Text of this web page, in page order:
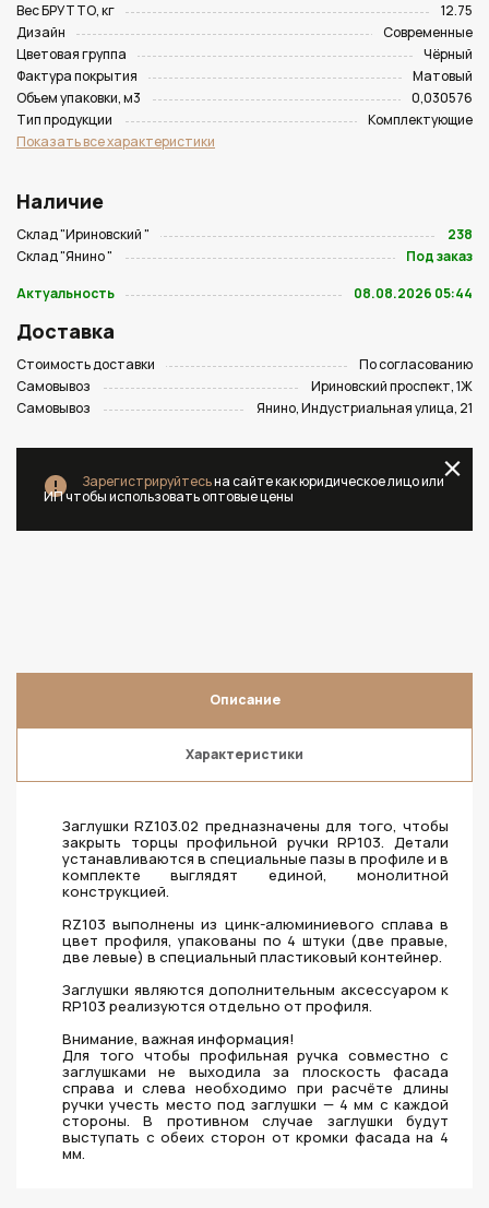
Вес БРУТТО, кг
12.75
Дизайн
Современные
Цветовая группа
Чёрный
Фактура покрытия
Матовый
Объем упаковки, м3
0,030576
Тип продукции
Комплектующие
Показать все характеристики
Наличие
Склад "Ириновский "
238
Склад "Янино "
Под заказ
Актуальность
08.08.2026 05:44
Доставка
Стоимость доставки
По согласованию
Самовывоз
Ириновский проспект, 1Ж
Самовывоз
Янино, Индустриальная улица, 21
Зарегистрируйтесьна сайте как юридическое лицо или
ИП чтобы использовать оптовые цены
Описание
Характеристики
Заглушки RZ103.02 предназначены для того, чтобы
закрыть торцы профильной ручки RP103. Детали
устанавливаются в специальные пазы в профиле и в
комплекте выглядят единой, монолитной
конструкцией.
RZ103 выполнены из цинк-алюминиевого сплава в
цвет профиля, упакованы по 4 штуки (две правые,
две левые) в специальный пластиковый контейнер.
Заглушки являются дополнительным аксессуаром к
RP103 реализуются отдельно от профиля.
Внимание, важная информация!
Для того чтобы профильная ручка совместно с
заглушками не выходила за плоскость фасада
справа и слева необходимо при расчёте длины
ручки учесть место под заглушки — 4 мм с каждой
стороны. В противном случае заглушки будут
выступать с обеих сторон от кромки фасада на 4
мм.